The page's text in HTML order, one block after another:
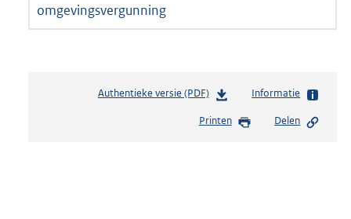
omgevingsvergunning
Authentieke versie (PDF)b
s
Informatie
Printen Delen